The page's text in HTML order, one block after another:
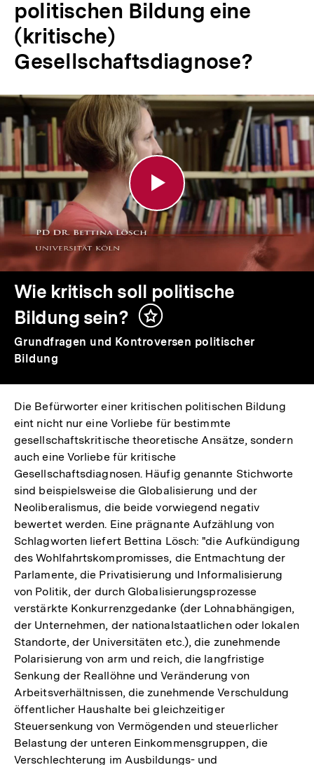
politischen Bildung eine
(kritische)
Gesellschaftsdiagnose?
Wie
kritisch
soll
politische
Bildung
sein?
Wie kritisch soll politische
Bildung sein?
Inhalt
merken
Grundfragen und Kontroversen politischer
Bildung
Die Befürworter einer kritischen politischen Bildung
eint nicht nur eine Vorliebe für bestimmte
gesellschaftskritische theoretische Ansätze, sondern
auch eine Vorliebe für kritische
Gesellschaftsdiagnosen. Häufig genannte Stichworte
sind beispielsweise die Globalisierung und der
Neoliberalismus, die beide vorwiegend negativ
bewertet werden. Eine prägnante Aufzählung von
Schlagworten liefert Bettina Lösch: "die Aufkündigung
des Wohlfahrtskompromisses, die Entmachtung der
Parlamente, die Privatisierung und Informalisierung
von Politik, der durch Globalisierungsprozesse
verstärkte Konkurrenzgedanke (der Lohnabhängigen,
der Unternehmen, der nationalstaatlichen oder lokalen
Standorte, der Universitäten etc.), die zunehmende
Polarisierung von arm und reich, die langfristige
Senkung der Reallöhne und Veränderung von
Arbeitsverhältnissen, die zunehmende Verschuldung
öffentlicher Haushalte bei gleichzeitiger
Steuersenkung von Vermögenden und steuerlicher
Belastung der unteren Einkommensgruppen, die
Verschlechterung im Ausbildungs- und